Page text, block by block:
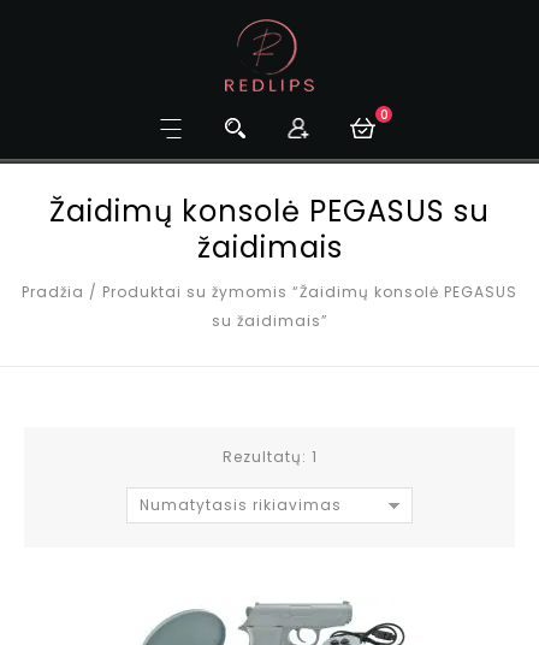
0
Žaidimų konsolė PEGASUS su
žaidimais
Pradžia / Produktai su žymomis “Žaidimų konsolė PEGASUS
su žaidimais”
Rezultatų: 1
Numatytasis rikiavimas